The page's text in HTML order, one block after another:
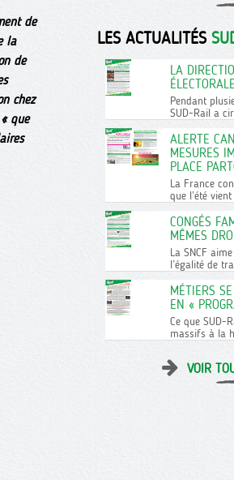
de
la
de
chez
que
LES ACTUALITÉS
LA
Pendant
SUD-Rail a
ALERTE
MESURES
PLACE
La France
que l’été
CONGÉS
MÊMES
La SNCF
l’égalité de
MÉTIERS
EN «
Ce que SUD-
massifs à la
VOIR